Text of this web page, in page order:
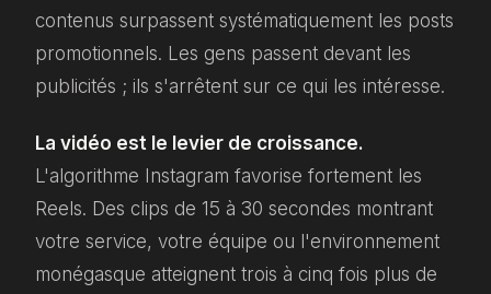
contenus surpassent systématiquement les posts
promotionnels. Les gens passent devant les
publicités ; ils s'arrêtent sur ce qui les intéresse.
La vidéo est le levier de croissance.
L'algorithme Instagram favorise fortement les
Reels. Des clips de 15 à 30 secondes montrant
votre service, votre équipe ou l'environnement
monégasque atteignent trois à cinq fois plus de